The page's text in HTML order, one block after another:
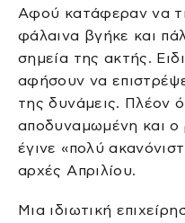
Αφού κατάφεραν να
φάλαινα βγήκε και
σημεία της ακτής.
αφήσουν να
της δυνάμεις. Πλέον
αποδυναμωμένη και
έγινε «πολύ
αρχές Απριλίου.
Μια ιδιωτική